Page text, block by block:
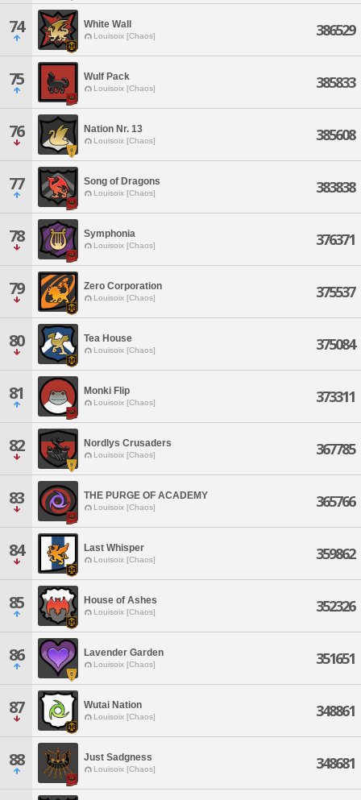
74 White Wall
Louisoix [Chaos] 386529
75 Wulf Pack
Louisoix [Chaos] 385833
76 Nation Nr. 13
Louisoix [Chaos] 385608
77 Song of Dragons
Louisoix [Chaos] 383838
78 Symphonia
Louisoix [Chaos] 376371
79 Zero Corporation
Louisoix [Chaos] 375537
80 Tea House
Louisoix [Chaos] 375084
81 Monki Flip
Louisoix [Chaos] 373311
82 Nordlys Crusaders
Louisoix [Chaos] 367785
83 THE PURGE OF ACADEMY
Louisoix [Chaos] 365766
84 Last Whisper
Louisoix [Chaos] 359862
85 House of Ashes
Louisoix [Chaos] 352326
86 Lavender Garden
Louisoix [Chaos] 351651
87 Wutai Nation
Louisoix [Chaos] 348861
88 Just Sadgness
Louisoix [Chaos] 348681